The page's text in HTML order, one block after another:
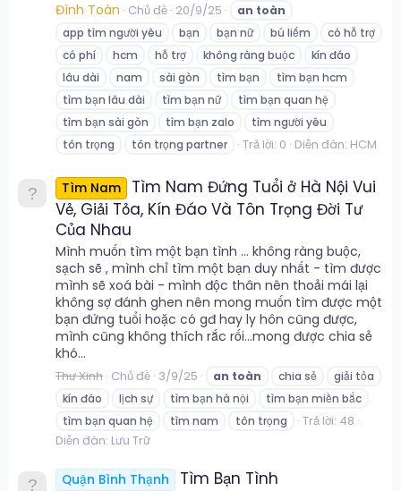
Đình Toàn Chủ đề 20/9/25 an toàn
app tìm người yêu
bạn bạn nữ bú liếm
có hỗ trợ
có phí
hcm hỗ trợ không ràng buộc
kín đáo
lâu dài
nam sài gòn tìm bạn
tìm bạn hcm
tìm bạn lâu dài
tìm bạn nữ
tìm bạn quan hệ
tìm bạn sài gòn
tìm bạn zalo
tìm người yêu
tôn trọng
tôn trọng partner Trả lời: 0 Diễn đàn: HCM
Tìm Nam
Tìm Nam Đứng Tuổi ở Hà Nội Vui
Vẻ, Giải Tỏa, Kín Đáo Và Tôn Trọng Đời Tư
Của Nhau
Mình muốn tìm một bạn tình ... không ràng buộc,
sạch sẽ , mình chỉ tìm một bạn duy nhất - tìm được
mình sẽ xoá bài - mình độc thân nên thoải mái lại
không sợ đánh ghen nên mong muốn tìm được một
bạn đứng tuổi hoặc có gđ hay ly hôn cũng được,
mình cũng không thích rắc rối...mong được chia sẻ
khó...
Thư Xinh Chủ đề 3/9/25 an toàn chia sẻ
giải tỏa
kín đáo
lịch sự tìm bạn hà nội
tìm bạn miền bắc
tìm bạn quan hệ
tìm nam tôn trọng
Trả lời: 48
Diễn đàn: Lưu Trữ
Quận Bình Thạnh Tìm Bạn Tình